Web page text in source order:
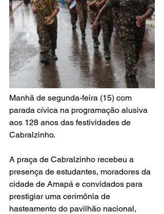
Manhã de segunda-feira (15) com
parada cívica na programação alusiva
aos 128 anos das festividades de
Cabralzinho.
A praça de Cabralzinho recebeu a
presença de estudantes, moradores da
cidade de Amapá e convidados para
prestigiar uma cerimônia de
hasteamento do pavilhão nacional,